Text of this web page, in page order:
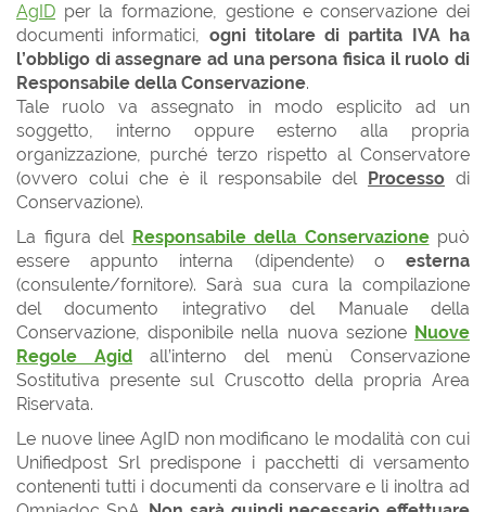
AgID per la formazione, gestione e conservazione dei
documenti informatici, ogni titolare di partita IVA ha
l’obbligo di assegnare ad una persona fisica il ruolo di
Responsabile della Conservazione.
Tale ruolo va assegnato in modo esplicito ad un
soggetto, interno oppure esterno alla propria
organizzazione, purché terzo rispetto al Conservatore
(ovvero colui che è il responsabile del Processo di
Conservazione).
La figura del Responsabile della Conservazione può
essere appunto interna (dipendente) o esterna
(consulente/fornitore). Sarà sua cura la compilazione
del documento integrativo del Manuale della
Conservazione, disponibile nella nuova sezione Nuove
Regole Agid all’interno del menù Conservazione
Sostitutiva presente sul Cruscotto della propria Area
Riservata.
Le nuove linee AgID non modificano le modalità con cui
Unifiedpost Srl predispone i pacchetti di versamento
contenenti tutti i documenti da conservare e li inoltra ad